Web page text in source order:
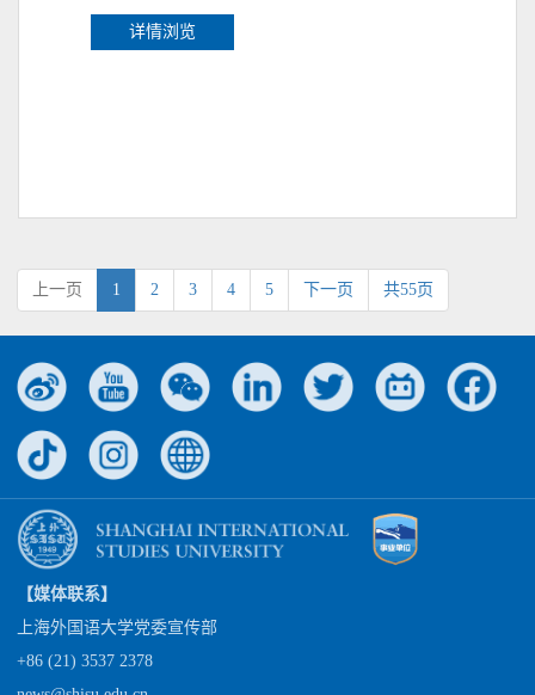
详情浏览
上一页 1 2 3 4 5 下一页 共55页
【媒体联系】
上海外国语大学党委宣传部
+86 (21) 3537 2378